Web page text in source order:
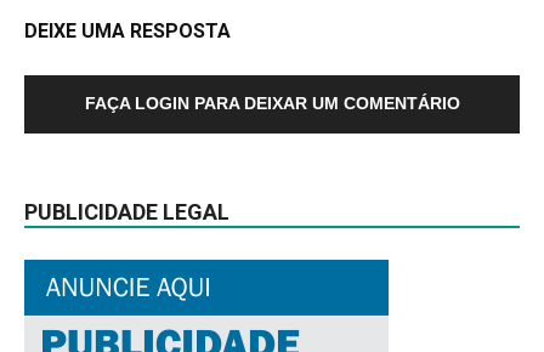
DEIXE UMA RESPOSTA
FAÇA LOGIN PARA DEIXAR UM COMENTÁRIO
PUBLICIDADE LEGAL